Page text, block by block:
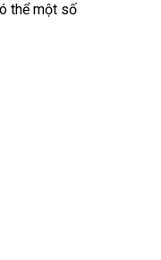
thể một số